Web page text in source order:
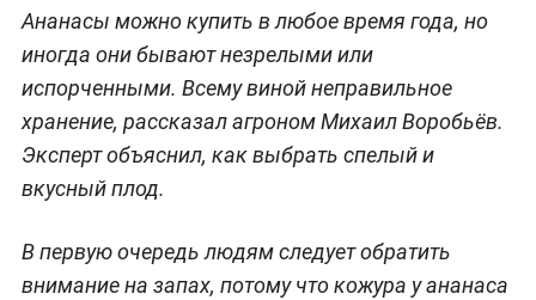
Ананасы можно купить в любое время года, но
иногда они бывают незрелыми или
испорченными. Всему виной неправильное
хранение, рассказал агроном Михаил Воробьёв.
Эксперт объяснил, как выбрать спелый и
вкусный плод.
В первую очередь людям следует обратить
внимание на запах, потому что кожура у ананаса